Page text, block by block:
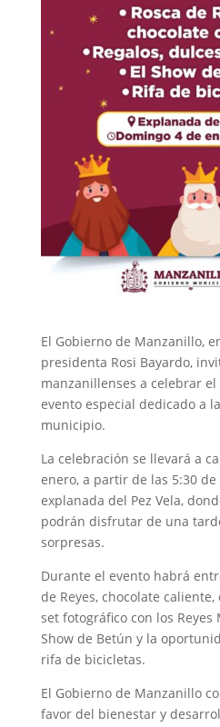
El Gobierno de Manzanillo,
presidenta Rosi Bayardo,
manzanillenses a celebrar el
evento especial dedicado a
municipio.
La celebración se llevará a
enero, a partir de las 5:30
explanada del Pez Vela,
podrán disfrutar de una
sorpresas.
Durante el evento habrá
de Reyes, chocolate
set fotográfico con los Reyes
Show de Betún y la
rifa de bicicletas.
El Gobierno de Manzanillo
favor del bienestar y